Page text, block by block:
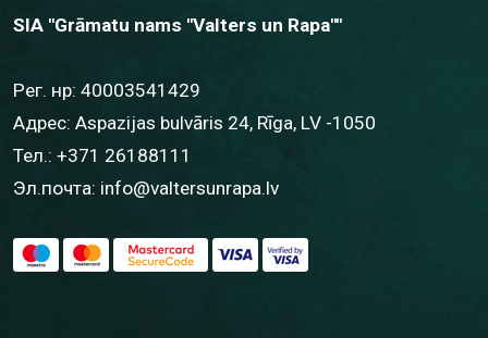
SIA "Grāmatu nams "Valters un Rapa""
Рег. нр: 40003541429
Адрес: Aspazijas bulvāris 24, Rīga, LV -1050
Тел.: +371 26188111
Эл.почта: info@valtersunrapa.lv